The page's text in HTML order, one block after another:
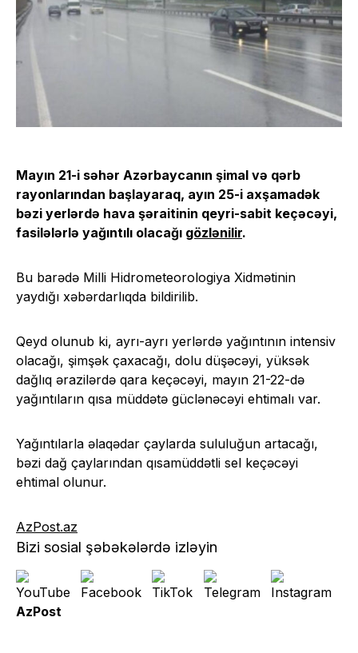
Mayın 21-i səhər Azərbaycanın şimal və qərb
rayonlarından başlayaraq, ayın 25-i axşamadək
bəzi yerlərdə hava şəraitinin qeyri-sabit keçəcəyi,
fasilələrlə yağıntılı olacağı gözlənilir.
Bu barədə Milli Hidrometeorologiya Xidmətinin
yaydığı xəbərdarlıqda bildirilib.
Qeyd olunub ki, ayrı-ayrı yerlərdə yağıntının intensiv
olacağı, şimşək çaxacağı, dolu düşəcəyi, yüksək
dağlıq ərazilərdə qara keçəcəyi, mayın 21-22-də
yağıntıların qısa müddətə güclənəcəyi ehtimalı var.
Yağıntılarla əlaqədar çaylarda sululuğun artacağı,
bəzi dağ çaylarından qısamüddətli sel keçəcəyi
ehtimal olunur.
AzPost.az
Bizi sosial şəbəkələrdə izləyin
AzPost